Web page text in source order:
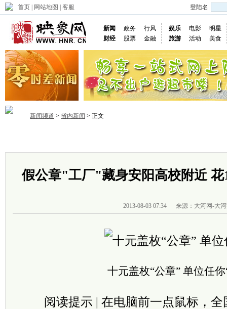
首页 网站地图 客服 登陆名
新闻 政务
行风
财经
股票 金融
娱乐 电影
明星
旅游
活动 美食
新闻频道 > 省内新闻 > 正文
假公章"工厂"藏身安阳高校附近
2013-08-03 07:34 来源：大河网-大
十元盖枚“公章” 单位任你
阅读提示 | 在电脑前一点鼠标，全